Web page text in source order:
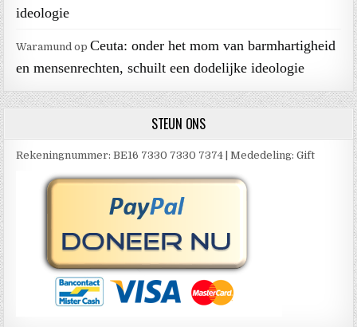
ideologie
Waramund opCeuta: onder het mom van barmhartigheid
en mensenrechten, schuilt een dodelijke ideologie
STEUN ONS
Rekeningnummer: BE16 7330 7330 7374 | Mededeling: Gift